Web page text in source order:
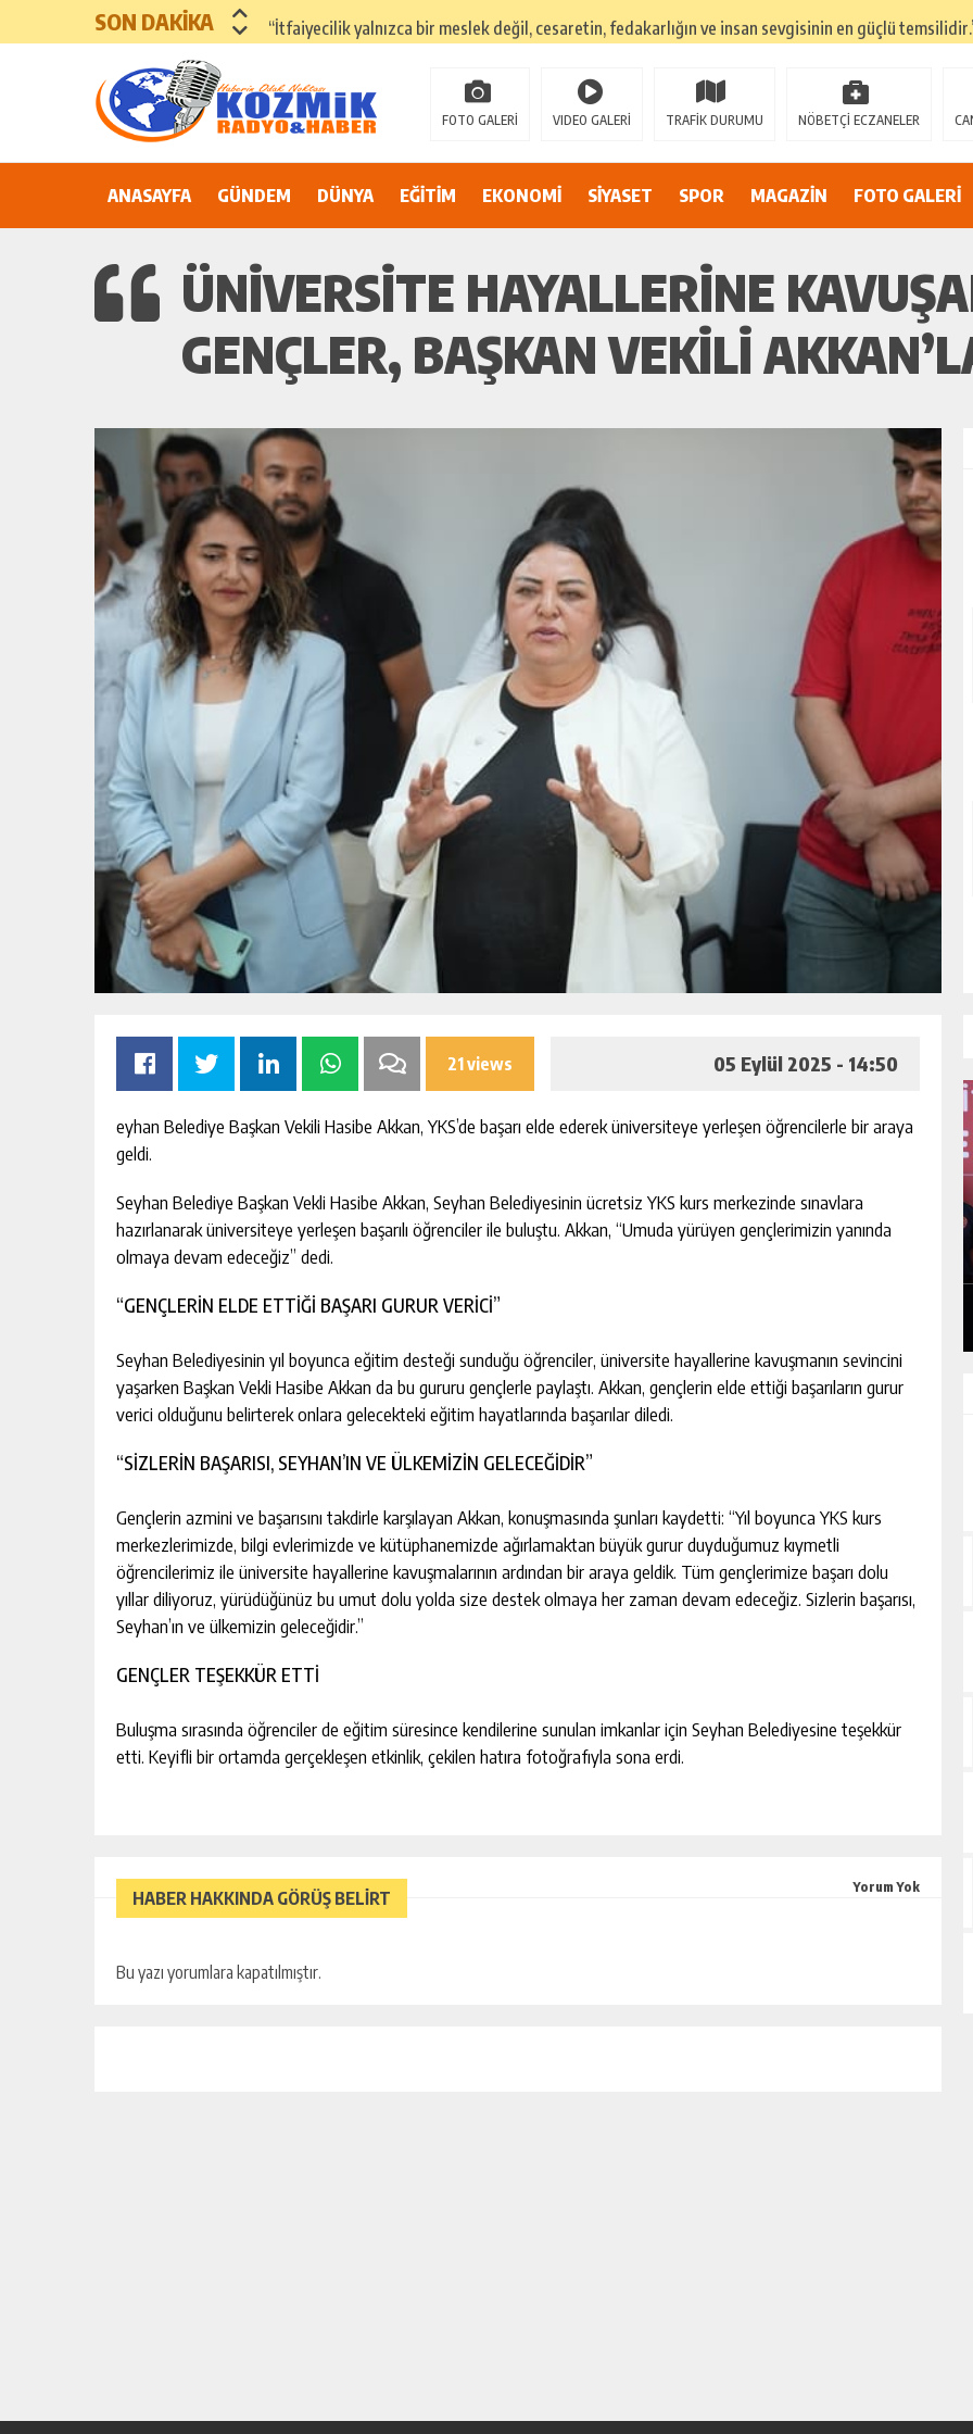
SON DAKİKA
“İtfaiyecilik yalnızca bir meslek değil, cesaretin, fedakarlığın ve insan sevgisinin en güçlü
81 İLDE ORTAK ÇAĞRI: “EŞİT VE ADİL BİR YARGI SİSTEMİ İSTİYORUZ”
Adana’nın Göbeğinde Güvenlik Alarmı: İnönü Parkı Sahipsiz mi?
FOTO GALERİ VIDEO GALERİ TRAFİK DURUMU NÖBETÇİ ECZANELER
ANASAYFA GÜNDEM DÜNYA EĞİTİM EKONOMİ SİYASET SPOR MAGAZİN FOTO GALERİ
ÜNIVERSITE HAYALLERINE
GENÇLER, BAŞKAN VEKILI
21 views 05 Eylül 2025 - 14:50
eyhan Belediye Başkan Vekili Hasibe Akkan, YKS’de başarı elde ederek üniversiteye yerleşen öğrencilerle bir araya
geldi.
Seyhan Belediye Başkan Vekli Hasibe Akkan, Seyhan Belediyesinin ücretsiz YKS kurs merkezinde sınavlara
hazırlanarak üniversiteye yerleşen başarılı öğrenciler ile buluştu. Akkan, “Umuda yürüyen gençlerimizin yanında
olmaya devam edeceğiz” dedi.
“GENÇLERİN ELDE ETTİĞİ BAŞARI GURUR VERİCİ”
Seyhan Belediyesinin yıl boyunca eğitim desteği sunduğu öğrenciler, üniversite hayallerine kavuşmanın sevincini
yaşarken Başkan Vekli Hasibe Akkan da bu gururu gençlerle paylaştı. Akkan, gençlerin elde ettiği başarıların gurur
verici olduğunu belirterek onlara gelecekteki eğitim hayatlarında başarılar diledi.
“SİZLERİN BAŞARISI, SEYHAN’IN VE ÜLKEMİZİN GELECEĞİDİR”
Gençlerin azmini ve başarısını takdirle karşılayan Akkan, konuşmasında şunları kaydetti: “Yıl boyunca YKS kurs
merkezlerimizde, bilgi evlerimizde ve kütüphanemizde ağırlamaktan büyük gurur duyduğumuz kıymetli
öğrencilerimiz ile üniversite hayallerine kavuşmalarının ardından bir araya geldik. Tüm gençlerimize başarı dolu
yıllar diliyoruz, yürüdüğünüz bu umut dolu yolda size destek olmaya her zaman devam edeceğiz. Sizlerin başarısı,
Seyhan’ın ve ülkemizin geleceğidir.”
GENÇLER TEŞEKKÜR ETTİ
Buluşma sırasında öğrenciler de eğitim süresince kendilerine sunulan imkanlar için Seyhan Belediyesine teşekkür
etti. Keyifli bir ortamda gerçekleşen etkinlik, çekilen hatıra fotoğrafıyla sona erdi.
HABER HAKKINDA GÖRÜŞ BELİRT
Yorum Yok
Bu yazı yorumlara kapatılmıştır.
SIK ARIZALANAN IÇME SUYU HATTI
YENILENIYOR
MHP ADANA’DA 15 İLÇE KONGRESINI
TAMAMLADI